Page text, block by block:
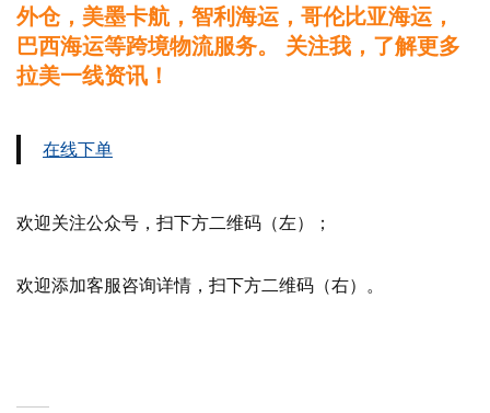
外仓，美墨卡航，智利海运，哥伦比亚海运，
巴西海运等跨境物流服务。 关注我，了解更多
拉美一线资讯！
在线下单
欢迎关注公众号，扫下方二维码（左）；
欢迎添加客服咨询详情，扫下方二维码（右）。